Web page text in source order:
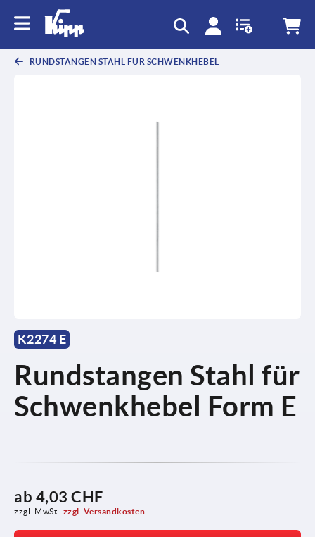
RUNDSTANGEN STAHL FÜR SCHWENKHEBEL
K2274 E
Rundstangen Stahl für
Schwenkhebel Form E
ab 4,03 CHF
zzgl. MwSt. zzgl. Versandkosten